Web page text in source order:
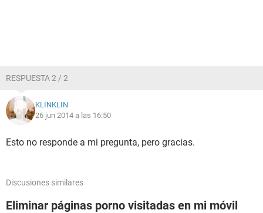
RESPUESTA 2 / 2
KLINKLIN
26 jun 2014 a las 16:50
Esto no responde a mi pregunta, pero gracias.
Discusiones similares
Eliminar páginas porno visitadas en mi móvil